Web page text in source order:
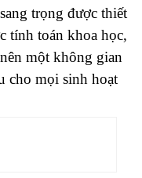
trọng được thiết
tính toán khoa học,
một không gian
cho mọi sinh hoạt